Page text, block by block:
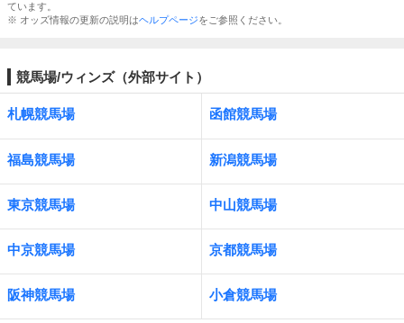
ています。
※ オッズ情報の更新の説明はヘルプページをご参照ください。
競馬場/ウィンズ（外部サイト）
札幌競馬場 函館競馬場
福島競馬場 新潟競馬場
東京競馬場 中山競馬場
中京競馬場 京都競馬場
阪神競馬場 小倉競馬場